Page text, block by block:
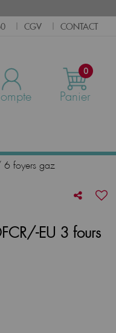
CGV CONTACT
0
Panier
6 foyers gaz
EU 3 fours